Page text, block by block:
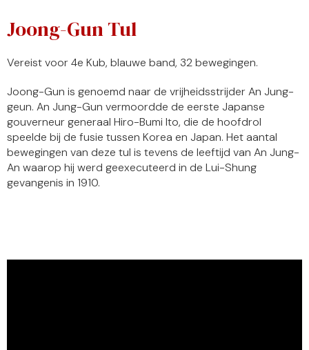
Joong-Gun Tul
Vereist voor 4e Kub, blauwe band, 32 bewegingen.
Joong-Gun is genoemd naar de vrijheidsstrijder An Jung-
geun. An Jung-Gun vermoordde de eerste Japanse
gouverneur generaal Hiro-Bumi Ito, die de hoofdrol
speelde bij de fusie tussen Korea en Japan. Het aantal
bewegingen van deze tul is tevens de leeftijd van An Jung-
An waarop hij werd geexecuteerd in de Lui-Shung
gevangenis in 1910.